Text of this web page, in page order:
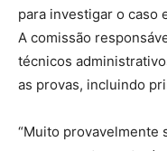
para investigar o caso
A comissão
técnicos
as provas, incluindo
“Muito provavelmente